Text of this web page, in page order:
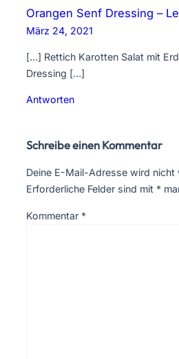
Orangen Senf Dressing –
März 24, 2021
[…] Rettich Karotten Salat mit
Dressing […]
Antworten
Schreibe einen Kommentar
Deine E-Mail-Adresse wird nicht
Erforderliche Felder sind mit *
Kommentar *